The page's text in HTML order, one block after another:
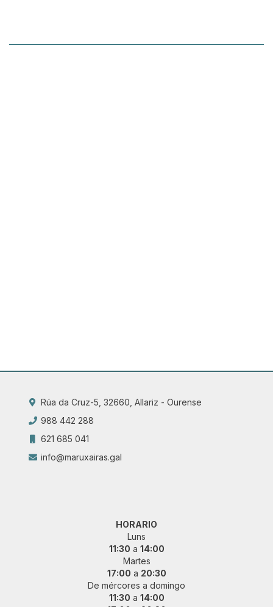
Rúa da Cruz-5, 32660, Allariz - Ourense
988 442 288
621 685 041
info@maruxairas.gal
HORARIO
Luns
11:30 a 14:00
Martes
17:00 a 20:30
De mércores a domingo
11:30 a 14:00